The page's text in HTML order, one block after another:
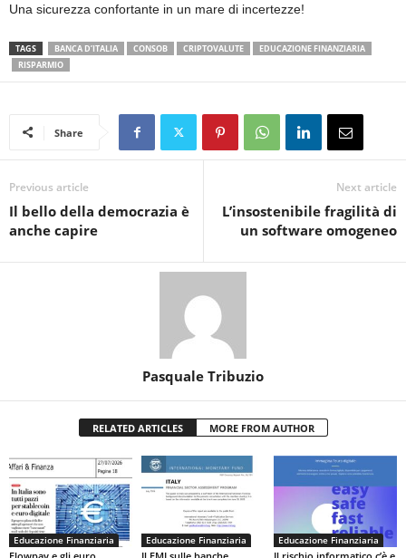
Una sicurezza confortante in un mare di incertezze!
TAGS BANCA D’ITALIA CONSOB CRIPTOVALUTE
EDUCAZIONE FINANZIARIA
RISPARMIO
Share
Previous article
Il bello della democrazia è
anche capire
Next article
L’insostenibile fragilità di
un software omogeneo
Pasquale Tribuzio
RELATED ARTICLES MORE FROM AUTHOR
Educazione Finanziaria Educazione Finanziaria Educazione Finanziaria